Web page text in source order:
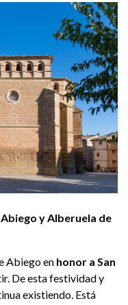
y Alberuela de
Abiego en honor a San
De esta festividad y
existiendo. Está